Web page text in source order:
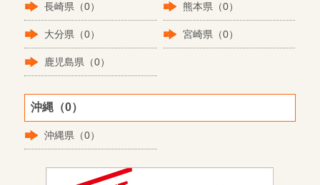
長崎県（0） 熊本県（0）
大分県（0） 宮崎県（0）
鹿児島県（0）
沖縄（0）
沖縄県（0）